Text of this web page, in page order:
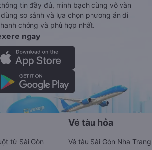
tin đầy đủ, minh bạch cùng vô vàn
so sánh và lựa chọn phương án di
chóng và phù hợp nhất.
ngay
từ Sài Gòn
Vé tàu hỏa
Vé tàu Sài Gòn Nha Trang